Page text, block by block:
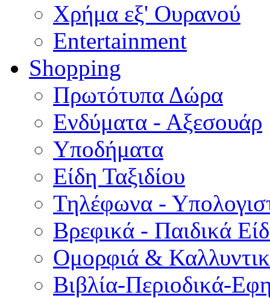
Χρήμα εξ' Ουρανού
Entertainment
Shopping
Πρωτότυπα Δώρα
Ενδύματα - Αξεσουάρ
Υποδήματα
Είδη Ταξιδίου
Τηλέφωνα -
Βρεφικά - Παιδικά
Ομορφιά &
Βιβλία-Περιοδικά-